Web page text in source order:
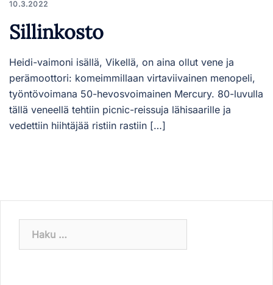
10.3.2022
Sillinkosto
Heidi-vaimoni isällä, Vikellä, on aina ollut vene ja
perämoottori: komeimmillaan virtaviivainen menopeli,
työntövoimana 50-hevosvoimainen Mercury. 80-luvulla
tällä veneellä tehtiin picnic-reissuja lähisaarille ja
vedettiin hiihtäjää ristiin rastiin […]